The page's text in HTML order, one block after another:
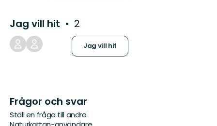
Jag vill hit 2
Jag vill hit
Frågor och svar
Ställ en fråga till andra